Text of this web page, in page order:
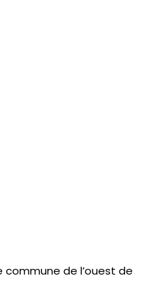
commune de l’ouest de